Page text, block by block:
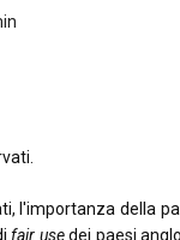
l'importanza della
fair usedei paesi